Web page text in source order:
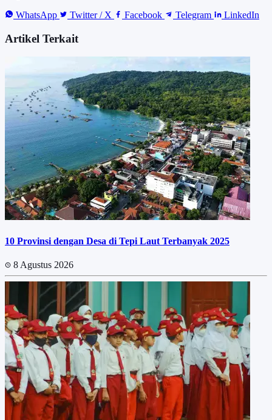
WhatsApp
Twitter / X Facebook Telegram LinkedIn
Artikel Terkait
10 Provinsi dengan Desa di Tepi Laut Terbanyak 2025
8 Agustus 2026